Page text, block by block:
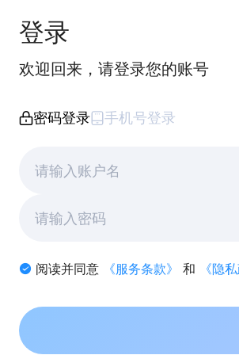
登录
欢迎回来，请登录您的账号
密码登录 手机号登录
阅读并同意 《服务条款》 和 《隐